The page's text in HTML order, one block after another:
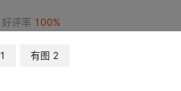
好评率 100%
1 有图 2